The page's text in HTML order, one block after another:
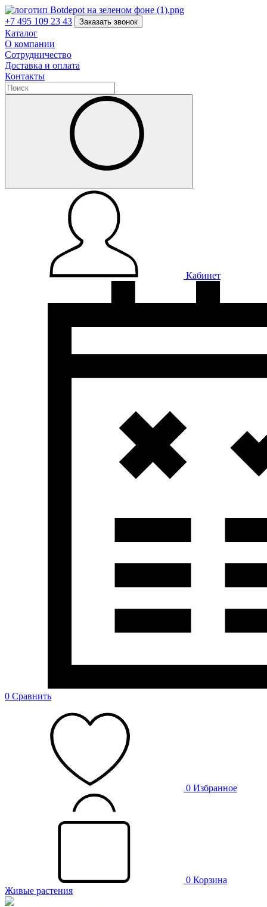
+7 495 109 23 43 Заказать звонок
Каталог
О компании
Сотрудничество
Доставка и оплата
Контакты
Кабинет
0 Сравнить
0 Избранное
0 Корзина
Живые растения